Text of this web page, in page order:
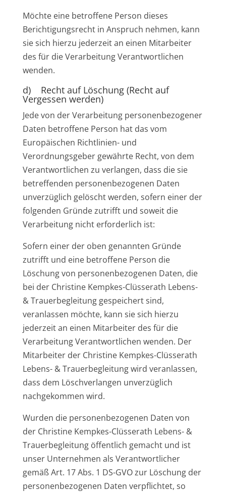
Möchte eine betroffene Person dieses
Berichtigungsrecht in Anspruch nehmen, kann
sie sich hierzu jederzeit an einen Mitarbeiter
des für die Verarbeitung Verantwortlichen
wenden.
d) Recht auf Löschung (Recht auf
Vergessen werden)
Jede von der Verarbeitung personenbezogener
Daten betroffene Person hat das vom
Europäischen Richtlinien- und
Verordnungsgeber gewährte Recht, von dem
Verantwortlichen zu verlangen, dass die sie
betreffenden personenbezogenen Daten
unverzüglich gelöscht werden, sofern einer der
folgenden Gründe zutrifft und soweit die
Verarbeitung nicht erforderlich ist:
Sofern einer der oben genannten Gründe
zutrifft und eine betroffene Person die
Löschung von personenbezogenen Daten, die
bei der Christine Kempkes-Clüsserath Lebens-
& Trauerbegleitung gespeichert sind,
veranlassen möchte, kann sie sich hierzu
jederzeit an einen Mitarbeiter des für die
Verarbeitung Verantwortlichen wenden. Der
Mitarbeiter der Christine Kempkes-Clüsserath
Lebens- & Trauerbegleitung wird veranlassen,
dass dem Löschverlangen unverzüglich
nachgekommen wird.
Wurden die personenbezogenen Daten von
der Christine Kempkes-Clüsserath Lebens- &
Trauerbegleitung öffentlich gemacht und ist
unser Unternehmen als Verantwortlicher
gemäß Art. 17 Abs. 1 DS-GVO zur Löschung der
personenbezogenen Daten verpflichtet, so